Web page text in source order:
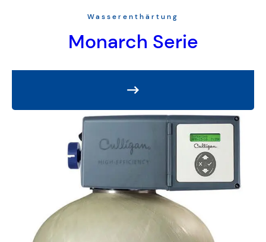
Wasserenthärtung
Monarch Serie